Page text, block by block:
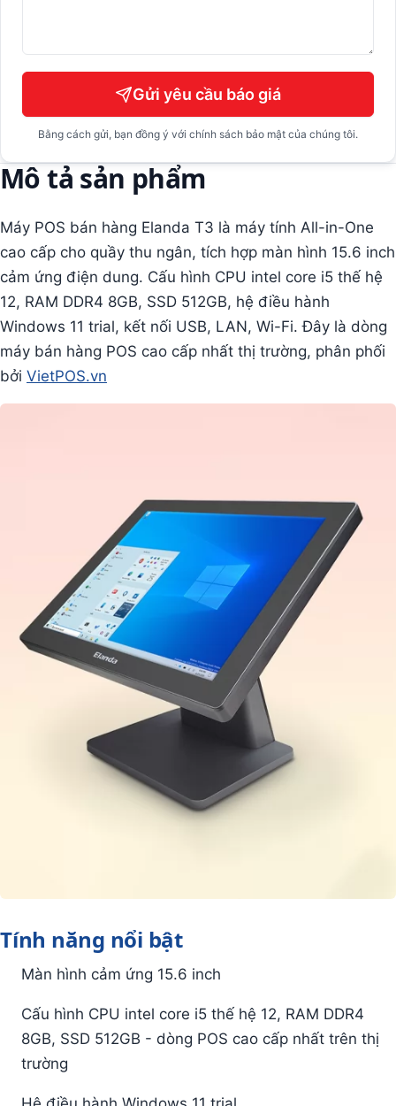
Gửi yêu cầu báo giá
Bằng cách gửi, bạn đồng ý với chính sách bảo mật của chúng tôi.
Mô tả sản phẩm
Máy POS bán hàng Elanda T3 là máy tính All-in-One
cao cấp cho quầy thu ngân, tích hợp màn hình 15.6 inch
cảm ứng điện dung. Cấu hình CPU intel core i5 thế hệ
12, RAM DDR4 8GB, SSD 512GB, hệ điều hành
Windows 11 trial, kết nối USB, LAN, Wi-Fi. Đây là dòng
máy bán hàng POS cao cấp nhất thị trường, phân phối
bởi VietPOS.vn
Tính năng nổi bật
Màn hình cảm ứng 15.6 inch
Cấu hình CPU intel core i5 thế hệ 12, RAM DDR4
8GB, SSD 512GB - dòng POS cao cấp nhất trên thị
trường